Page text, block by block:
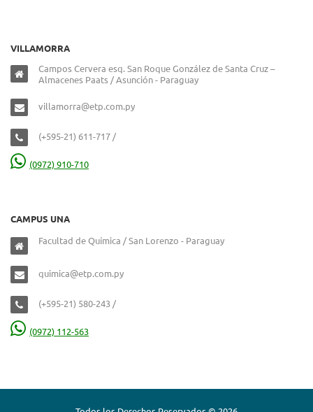
VILLAMORRA
Campos Cervera esq. San Roque González de Santa Cruz –
Almacenes Paats / Asunción - Paraguay
villamorra@etp.com.py
(+595-21) 611-717 /
(0972) 910-710
CAMPUS UNA
Facultad de Química / San Lorenzo - Paraguay
quimica@etp.com.py
(+595-21) 580-243 /
(0972) 112-563